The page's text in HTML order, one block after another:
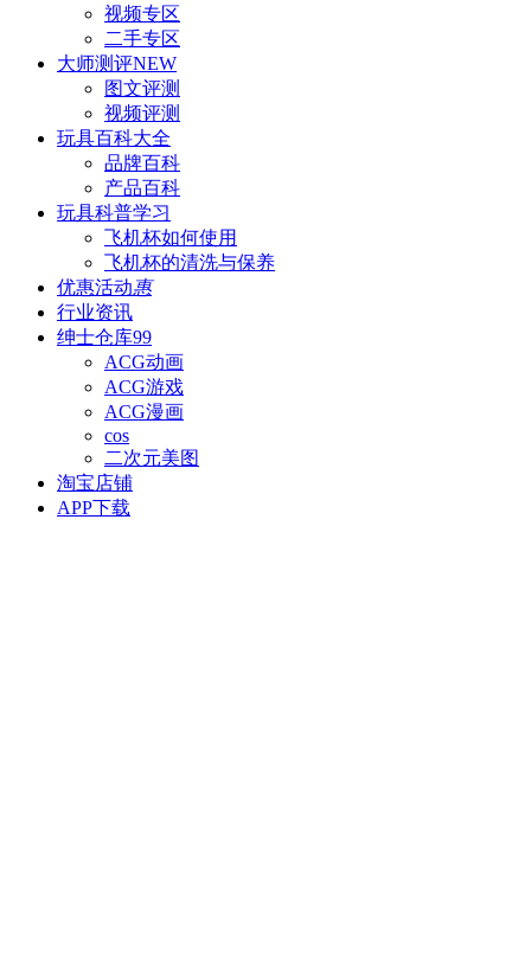
视频专区
二手专区
大师测评NEW
图文评测
视频评测
玩具百科大全
品牌百科
产品百科
玩具科普学习
飞机杯如何使用
飞机杯的清洗与保养
优惠活动惠
行业资讯
绅士仓库99
ACG动画
ACG游戏
ACG漫画
cos
二次元美图
淘宝店铺
APP下载